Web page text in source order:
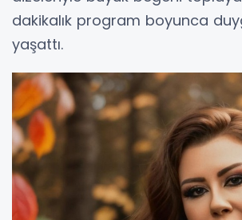
dakikalık program boyunca
yaşattı.